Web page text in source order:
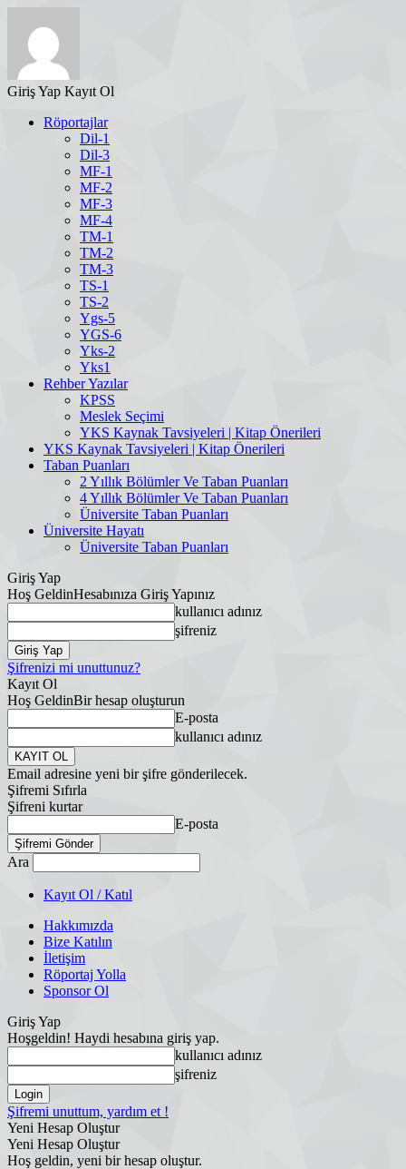
Giriş Yap Kayıt Ol
Röportajlar
Dil-1
Dil-3
MF-1
MF-2
MF-3
MF-4
TM-1
TM-2
TM-3
TS-1
TS-2
Ygs-5
YGS-6
Yks-2
Yks1
Rehber Yazılar
KPSS
Meslek Seçimi
YKS Kaynak Tavsiyeleri | Kitap Önerileri
YKS Kaynak Tavsiyeleri | Kitap Önerileri
Taban Puanları
2 Yıllık Bölümler Ve Taban Puanları
4 Yıllık Bölümler Ve Taban Puanları
Üniversite Taban Puanları
Üniversite Hayatı
Üniversite Taban Puanları
Giriş Yap
Hoş GeldinHesabınıza Giriş Yapınız
kullanıcı adınız
şifreniz
Şifrenizi mi unuttunuz?
Kayıt Ol
Hoş GeldinBir hesap oluşturun
E-posta
kullanıcı adınız
Email adresine yeni bir şifre gönderilecek.
Şifremi Sıfırla
Şifreni kurtar
E-posta
Ara
Kayıt Ol / Katıl
Hakkımızda
Bize Katılın
İletişim
Röportaj Yolla
Sponsor Ol
Giriş Yap
Hoşgeldin! Haydi hesabına giriş yap.
kullanıcı adınız
şifreniz
Şifremi unuttum, yardım et !
Yeni Hesap Oluştur
Yeni Hesap Oluştur
Hoş geldin, yeni bir hesap oluştur.